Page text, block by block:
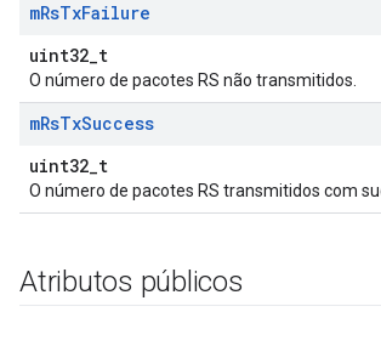
mRsTxFailure
uint32_t
O número de pacotes RS não transmitidos.
mRsTxSuccess
uint32_t
O número de pacotes RS transmitidos com
Atributos públicos